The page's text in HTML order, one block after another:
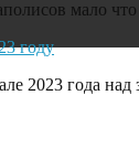
мало
2023 года